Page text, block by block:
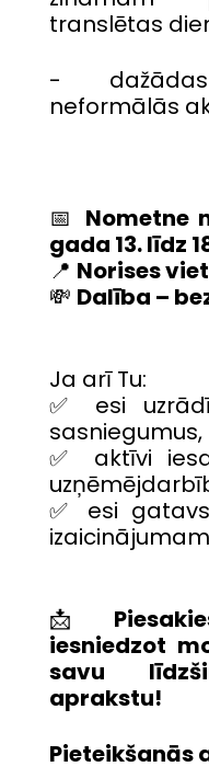
translētas
-
neformālās
📅 Nometne
gada 13. līdz
📍 Norises
💸 Dalība –
Ja arī Tu:
✅ esi
sasniegumus,
✅ aktīvi
✅ esi
📩
iesniedzot
savu
aprakstu!
Pieteikšanās